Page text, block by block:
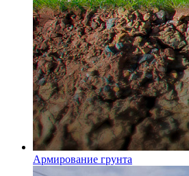
Армирование грунта